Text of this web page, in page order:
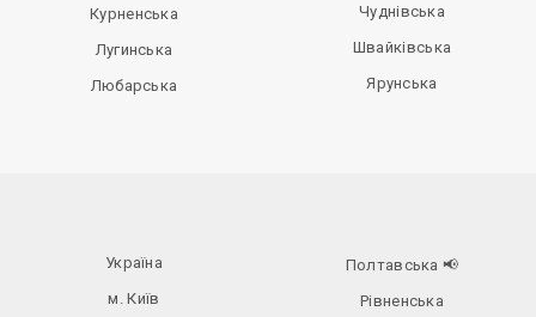
Курненська
Лугинська
Любарська
Чуднівська
Швайківська
Ярунська
Україна
м. Київ
Полтавська 📢
Рівненська